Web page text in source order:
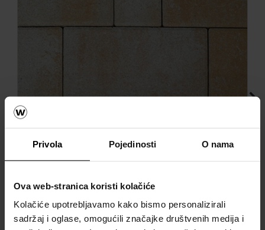
Privola Pojedinosti O nama
Ova web-stranica koristi kolačiće
Kolačiće upotrebljavamo kako bismo personalizirali
sadržaj i oglase, omogućili značajke društvenih medija i
Rettango kombinirana forma sahara
Next